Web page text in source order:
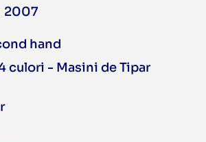
2007
hand
culori - Masini de Tipar